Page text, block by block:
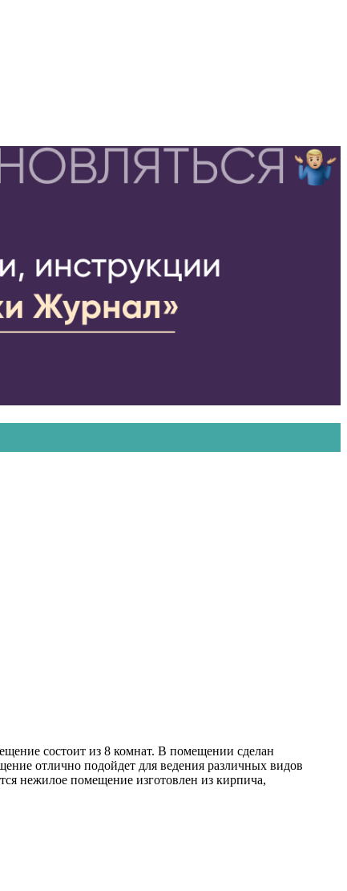
состоит из 8 комнат. В помещении сделан
отлично подойдет для ведения различных видов
нежилое помещение изготовлен из кирпича,